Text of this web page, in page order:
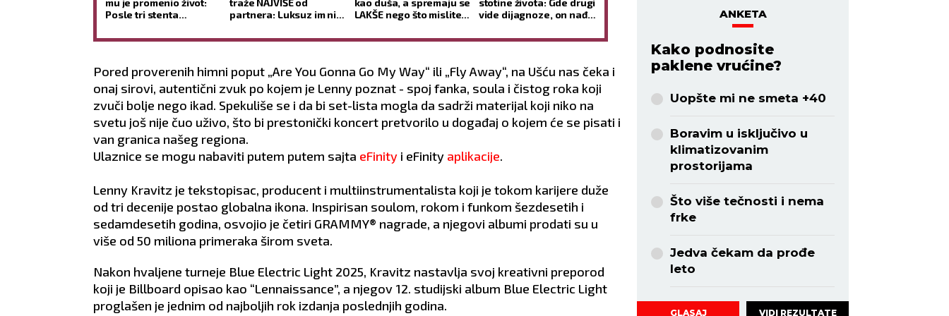
Posle tri stenta
ODLUKU koja je sve
partnera: Luksuz im nije
ne može svako da
LAKŠE nego što mislite
vide dijagnoze, on nađe
Pored proverenih himni poput „Are You Gonna Go My Way“ ili „Fly Away“, na Ušću nas čeka i
onaj sirovi, autentični zvuk po kojem je Lenny poznat - spoj fanka, soula i čistog roka koji
zvuči bolje nego ikad. Spekuliše se i da bi set-lista mogla da sadrži materijal koji niko na
svetu još nije čuo uživo, što bi prestonički koncert pretvorilo u događaj o kojem će se pisati i
van granica našeg regiona.
Ulaznice se mogu nabaviti putem putem sajta eFinity i eFinity aplikacije.
Lenny Kravitz je tekstopisac, producent i multiinstrumentalista koji je tokom karijere duže
od tri decenije postao globalna ikona. Inspirisan soulom, rokom i funkom šezdesetih i
sedamdesetih godina, osvojio je četiri GRAMMY® nagrade, a njegovi albumi prodati su u
više od 50 miliona primeraka širom sveta.
Nakon hvaljene turneje Blue Electric Light 2025, Kravitz nastavlja svoj kreativni preporod
koji je Billboard opisao kao “Lennaissance”, a njegov 12. studijski album Blue Electric Light
proglašen je jednim od najboljih rok izdanja poslednjih godina.
ANKETA
Kako podnosite
paklene vrućine?
Uopšte mi ne smeta +40
Boravim u isključivo u
klimatizovanim
prostorijama
Što više tečnosti i nema
frke
Jedva čekam da prođe
leto
GLASAJ VIDI REZULTATE